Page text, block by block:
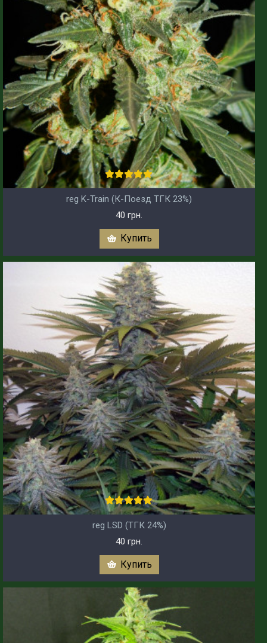
reg K-Train (К-Поезд ТГК 23%)
40 грн.
Купить
reg LSD (ТГК 24%)
40 грн.
Купить